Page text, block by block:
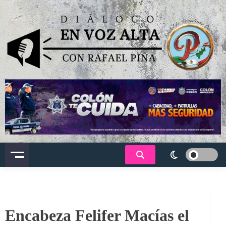
Saltar
al
contenido
Dialogo en voz alta
Encabeza Felifer Macías el